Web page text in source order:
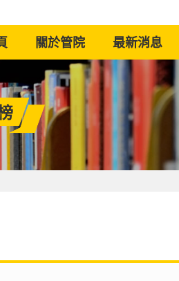
(current)關於管院 最新消息